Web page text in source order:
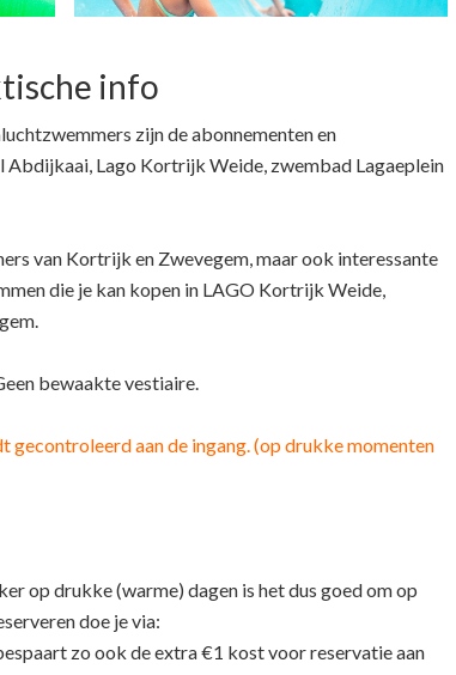
info
zijn de abonnementen en
Lago Kortrijk Weide, zwembad Lagaeplein
van Kortrijk en Zwevegem, maar ook interessante
die je kan kopen in LAGO Kortrijk Weide,
bewaakte vestiaire.
aan de ingang. (op drukke momenten
op drukke (warme) dagen is het dus goed om op
doe je via:
zo ook de extra €1 kost voor reservatie aan